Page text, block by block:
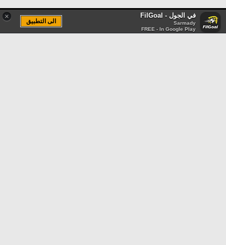
× في الجول - FilGoal
Sarmady
FREE - In Google Play
الى التطبيق